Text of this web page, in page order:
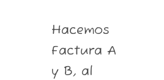
Hacemos
Factura A
y B, al